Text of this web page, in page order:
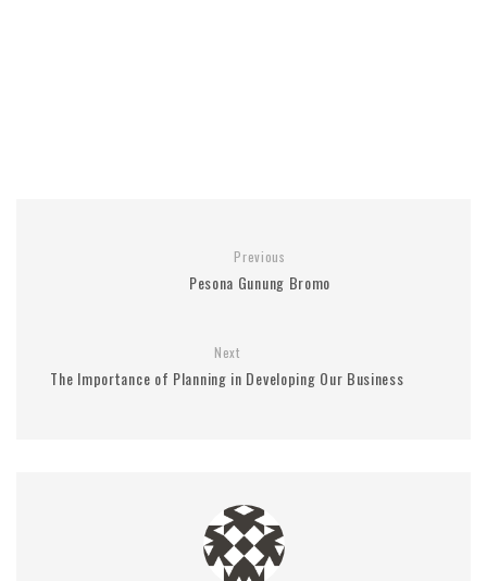
Previous
Pesona Gunung Bromo
Next
The Importance of Planning in Developing Our Business